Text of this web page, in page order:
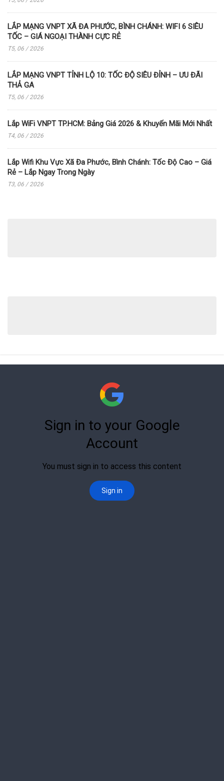
LẮP MẠNG VNPT XÃ ĐA PHƯỚC, BÌNH CHÁNH: WIFI 6 SIÊU
TỐC – GIÁ NGOẠI THÀNH CỰC RẺ
T5, 06 / 2026
LẮP MẠNG VNPT TỈNH LỘ 10: TỐC ĐỘ SIÊU ĐỈNH – ƯU ĐÃI
THẢ GA
T5, 06 / 2026
Lắp WiFi VNPT TP.HCM: Bảng Giá 2026 & Khuyến Mãi Mới Nhất
T4, 06 / 2026
Lắp Wifi Khu Vực Xã Đa Phước, Bình Chánh: Tốc Độ Cao – Giá
Rẻ – Lắp Ngay Trong Ngày
T3, 06 / 2026